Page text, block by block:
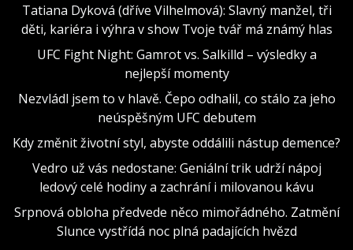
Tatiana Dyková (dříve Vilhelmová): Slavný manžel, tři
děti, kariéra i výhra v show Tvoje tvář má známý hlas
UFC Fight Night: Gamrot vs. Salkilld – výsledky a
nejlepší momenty
Nezvládl jsem to v hlavě. Čepo odhalil, co stálo za jeho
neúspěšným UFC debutem
Kdy změnit životní styl, abyste oddálili nástup demence?
Vedro už vás nedostane: Geniální trik udrží nápoj
ledový celé hodiny a zachrání i milovanou kávu
Srpnová obloha předvede něco mimořádného. Zatmění
Slunce vystřídá noc plná padajících hvězd